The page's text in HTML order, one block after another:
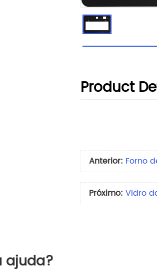
Product
Anterior: Forno
Próximo: Vidro
ajuda?